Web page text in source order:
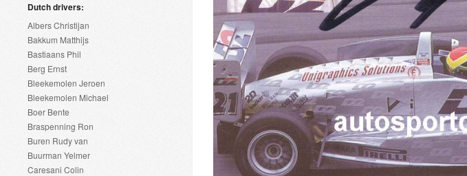
Dutch drivers:
Albers Christijan
Bakkum Matthijs
Bastiaans Phil
Berg Ernst
Bleekemolen Jeroen
Bleekemolen Michael
Boer Bente
Braspenning Ron
Buren Rudy van
Buurman Yelmer
Caresani Colin